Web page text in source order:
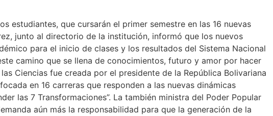
estudiantes, que cursarán el primer semestre en las 16 nuevas
junto al directorio de la institución, informó que los nuevos
para el inicio de clases y los resultados del Sistema Nacional
camino que se llena de conocimientos, futuro y amor por hacer
Ciencias fue creada por el presidente de la República Bolivariana
en 16 carreras que responden a las nuevas dinámicas
las 7 Transformaciones”. La también ministra del Poder Popular
aún más la responsabilidad para que la generación de la